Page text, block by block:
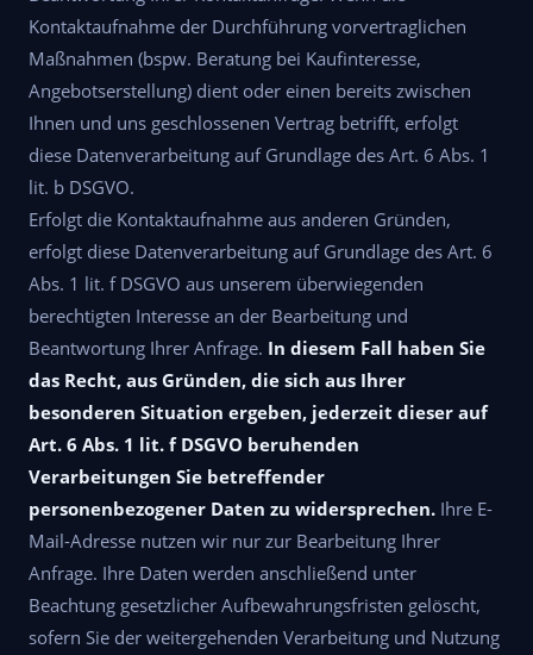
Kontaktaufnahme der Durchführung vorvertraglichen
Maßnahmen (bspw. Beratung bei Kaufinteresse,
Angebotserstellung) dient oder einen bereits zwischen
Ihnen und uns geschlossenen Vertrag betrifft, erfolgt
diese Datenverarbeitung auf Grundlage des Art. 6 Abs. 1
lit. b DSGVO.
Erfolgt die Kontaktaufnahme aus anderen Gründen,
erfolgt diese Datenverarbeitung auf Grundlage des Art. 6
Abs. 1 lit. f DSGVO aus unserem überwiegenden
berechtigten Interesse an der Bearbeitung und
Beantwortung Ihrer Anfrage. In diesem Fall haben Sie
das Recht, aus Gründen, die sich aus Ihrer
besonderen Situation ergeben, jederzeit dieser auf
Art. 6 Abs. 1 lit. f DSGVO beruhenden
Verarbeitungen Sie betreffender
personenbezogener Daten zu widersprechen. Ihre E-
Mail-Adresse nutzen wir nur zur Bearbeitung Ihrer
Anfrage. Ihre Daten werden anschließend unter
Beachtung gesetzlicher Aufbewahrungsfristen gelöscht,
sofern Sie der weitergehenden Verarbeitung und Nutzung